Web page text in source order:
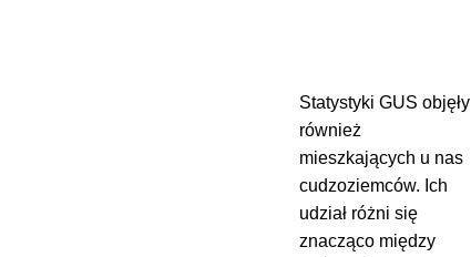
Statystyki GUS objęły
również
mieszkających u nas
cudzoziemców. Ich
udział różni się
znacząco między